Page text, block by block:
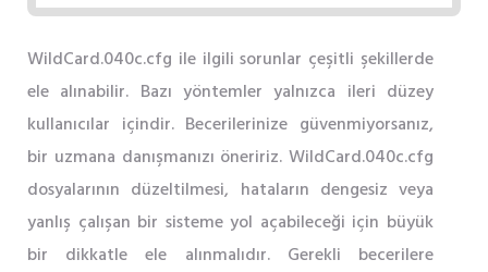
WildCard.040c.cfg ile ilgili sorunlar çeşitli şekillerde
ele alınabilir. Bazı yöntemler yalnızca ileri düzey
kullanıcılar içindir. Becerilerinize güvenmiyorsanız,
bir uzmana danışmanızı öneririz. WildCard.040c.cfg
dosyalarının düzeltilmesi, hataların dengesiz veya
yanlış çalışan bir sisteme yol açabileceği için büyük
bir dikkatle ele alınmalıdır. Gerekli becerilere